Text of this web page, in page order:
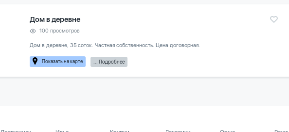
Дом в деревне
100 просмотров
Дом в деревне, 35 соток. Частная собственность. Цена договорная.
Показать на карте ... Подробнее